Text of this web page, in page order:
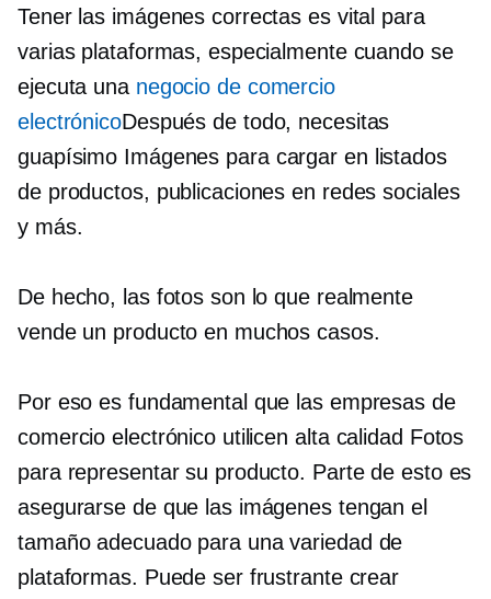
Tener las imágenes correctas es vital para
varias plataformas, especialmente cuando se
ejecuta una negocio de comercio
electrónicoDespués de todo, necesitas
guapísimo Imágenes para cargar en listados
de productos, publicaciones en redes sociales
y más.
De hecho, las fotos son lo que realmente
vende un producto en muchos casos.
Por eso es fundamental que las empresas de
comercio electrónico utilicen alta calidad Fotos
para representar su producto. Parte de esto es
asegurarse de que las imágenes tengan el
tamaño adecuado para una variedad de
plataformas. Puede ser frustrante crear